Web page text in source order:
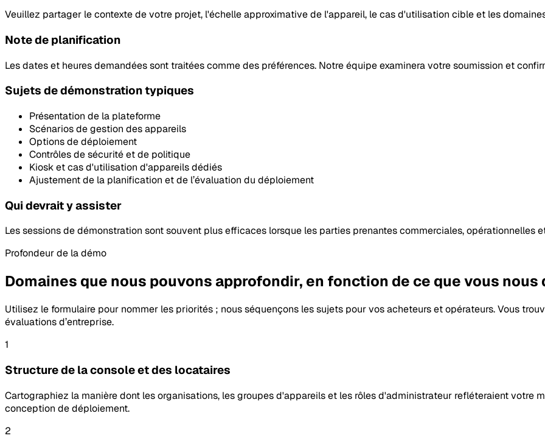
Veuillez partager le contexte de votre projet, l'échelle approximative de l'appareil, le cas d'utilisation cible et les
Note de planification
Les dates et heures demandées sont traitées comme des préférences. Notre équipe examinera votre soumission et
Sujets de démonstration typiques
Présentation de la plateforme
Scénarios de gestion des appareils
Options de déploiement
Contrôles de sécurité et de politique
Kiosk et cas d'utilisation d'appareils dédiés
Ajustement de la planification et de l’évaluation du déploiement
Qui devrait y assister
Les sessions de démonstration sont souvent plus efficaces lorsque les parties prenantes commerciales, opérationnelles
Profondeur de la démo
Domaines que nous pouvons approfondir, en fonction de ce que vous nous
Utilisez le formulaire pour nommer les priorités ; nous séquençons les sujets pour vos acheteurs et opérateurs. Vous
évaluations d’entreprise.
1
Structure de la console et des locataires
Cartographiez la manière dont les organisations, les groupes d'appareils et les rôles d'administrateur refléteraient votre
conception de déploiement.
2